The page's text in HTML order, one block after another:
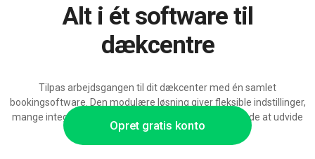
Opret gratis konto
Alt i ét software til
dækcentre
Tilpas arbejdsgangen til dit dækcenter med én samlet
bookingsoftware. Den modulære løsning giver fleksible indstillinger,
mange integrationsmuligheder og mulighed for løbende at udvide
med AI-funktioner.